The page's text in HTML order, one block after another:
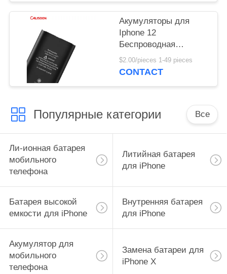
Акумуляторы для
Iphone 12
Беспроводная
зарядка Улучшенная
мощность для IP 12
$2.00/pieces 1-49 pieces
CONTACT
Популярные категории Все
Ли-ионная батарея
мобильного
телефона
Литийная батарея
для iPhone
Батарея высокой
емкости для iPhone
Внутренняя батарея
для iPhone
Акумулятор для
мобильного
телефона
Замена батареи для
iPhone X